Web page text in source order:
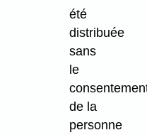
été
distribuée
sans
le
de la
personne